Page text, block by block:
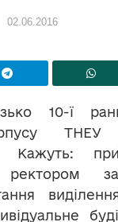
02.06.2016
10-ї
ТНЕУ
Кажуть:
ректором